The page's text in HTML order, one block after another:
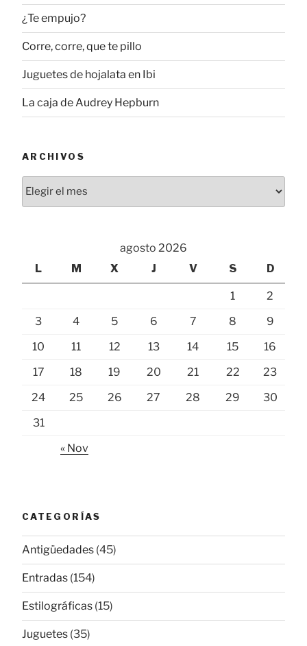
¿Te empujo?
Corre, corre, que te pillo
Juguetes de hojalata en Ibi
La caja de Audrey Hepburn
ARCHIVOS
agosto 2026
L
M X J V S D
1
2
3
4 5 6 7 8
9
10
11 12 13 14 15
16
17
18 19 20 21 22
23
24
25 26 27 28 29
30
31
« Nov
CATEGORÍAS
Antigüedades (45)
Entradas (154)
Estilográficas (15)
Juguetes (35)